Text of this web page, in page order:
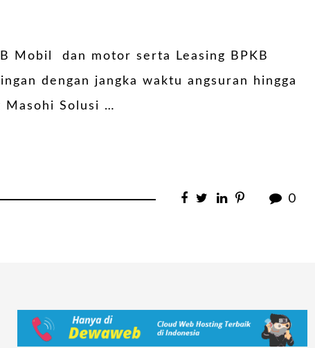
Mobil dan motor serta Leasing BPKB
dengan jangka waktu angsuran hingga
Masohi Solusi …
0